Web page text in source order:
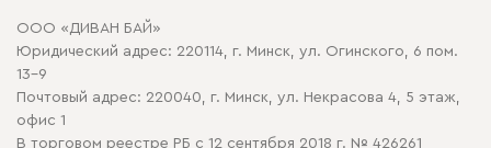
Политика конфиденциальности
Политика в отношении обработки cookie
ООО «ДИВАН БАЙ»
Юридический адрес: 220114, г. Минск, ул. Огинского, 6 пом.
13-9
Почтовый адрес: 220040, г. Минск, ул. Некрасова 4, 5 этаж,
офис 1
В торговом реестре РБ с 12 сентября 2018 г. № 426261